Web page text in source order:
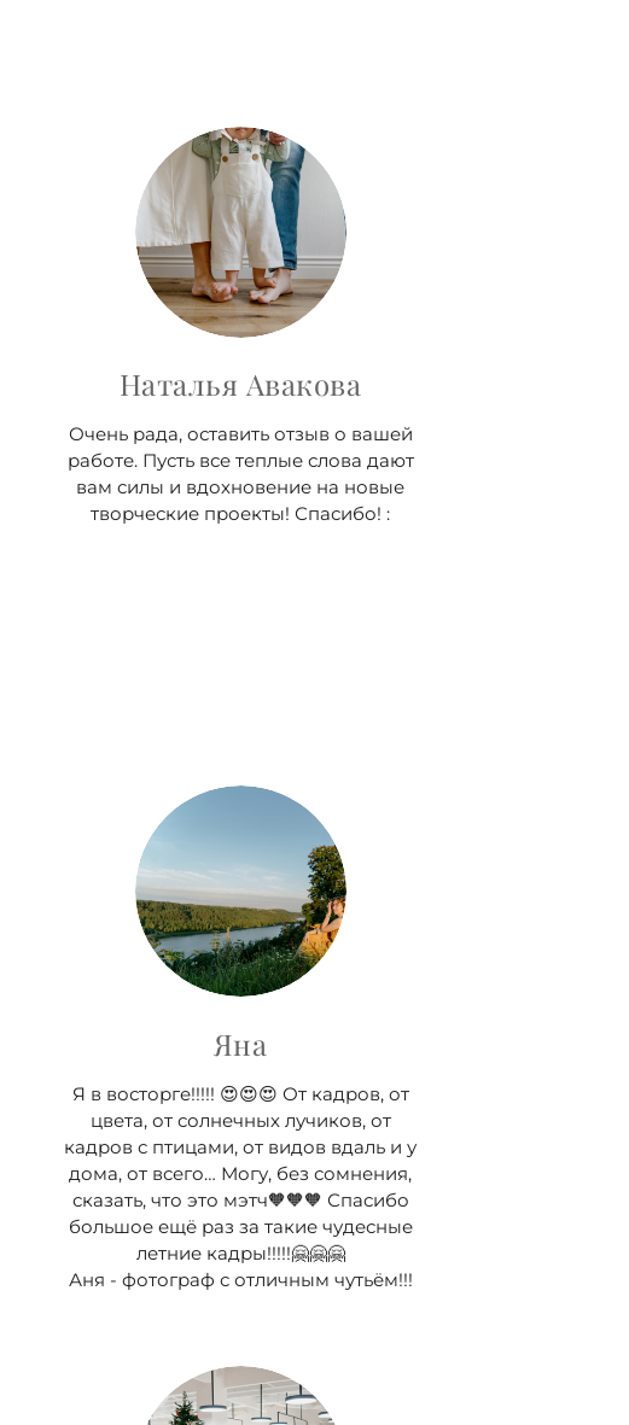
Наталья Авакова
Очень рада, оставить отзыв о вашей
работе. Пусть все теплые слова дают
вам силы и вдохновение на новые
творческие проекты! Спасибо! :
Яна
Я в восторге!!!!! 😍😍😍 От кадров, от
цвета, от солнечных лучиков, от
кадров с птицами, от видов вдаль и у
дома, от всего… Могу, без сомнения,
сказать, что это мэтч🧡🧡🧡 Спасибо
большое ещё раз за такие чудесные
летние кадры!!!!!🤗🤗🤗
Аня - фотограф с отличным чутьём!!!